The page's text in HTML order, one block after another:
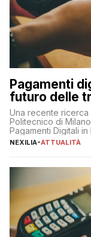
Pagamenti
futuro delle
Una recente ricerca
Politecnico di
Pagamenti Digitali
definitivi del primo
NEXILIA-ATTUALITÀ